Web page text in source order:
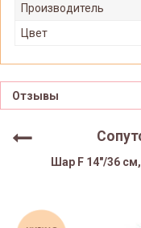
Производитель
Цвет
Отзывы
Шар F 14"/36